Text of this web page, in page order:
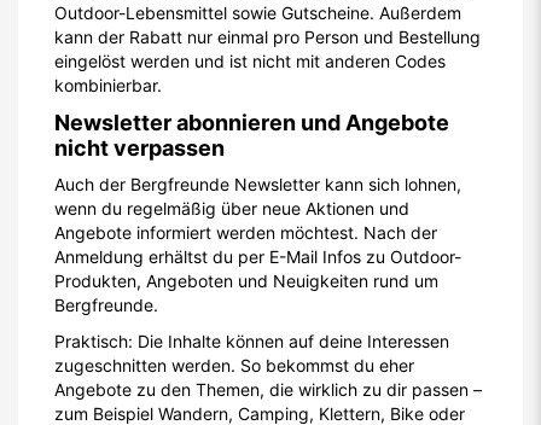
Outdoor-Lebensmittel sowie Gutscheine. Außerdem
kann der Rabatt nur einmal pro Person und Bestellung
eingelöst werden und ist nicht mit anderen Codes
kombinierbar.
Newsletter abonnieren und Angebote
nicht verpassen
Auch der Bergfreunde Newsletter kann sich lohnen,
wenn du regelmäßig über neue Aktionen und
Angebote informiert werden möchtest. Nach der
Anmeldung erhältst du per E-Mail Infos zu Outdoor-
Produkten, Angeboten und Neuigkeiten rund um
Bergfreunde.
Praktisch: Die Inhalte können auf deine Interessen
zugeschnitten werden. So bekommst du eher
Angebote zu den Themen, die wirklich zu dir passen –
zum Beispiel Wandern, Camping, Klettern, Bike oder